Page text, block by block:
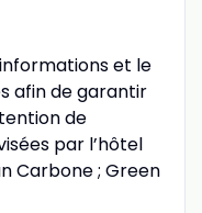
et le
afin de garantir
de
par l’hôtel
Carbone ; Green